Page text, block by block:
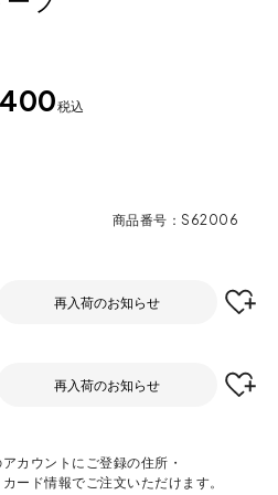
税込
商品番号 S62006
再入荷のお知らせ
再入荷のお知らせ
カウントにご登録の住所・
ード情報でご注文いただけます。